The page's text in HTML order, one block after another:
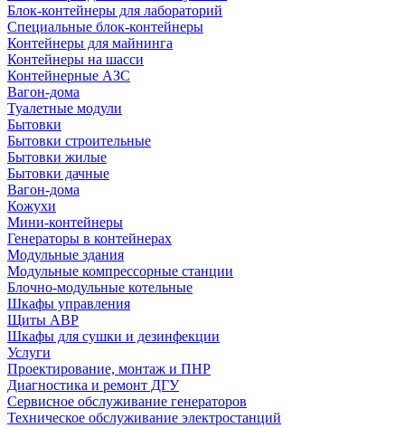
Блок-контейнеры для лабораторий
Специальные блок-контейнеры
Контейнеры для майнинга
Контейнеры на шасси
Контейнерные АЗС
Вагон-дома
Туалетные модули
Бытовки
Бытовки строительные
Бытовки жилые
Бытовки дачные
Вагон-дома
Кожухи
Мини-контейнеры
Генераторы в контейнерах
Модульные здания
Модульные компрессорные станции
Блочно-модульные котельные
Шкафы управления
Щиты АВР
Шкафы для сушки и дезинфекции
Услуги
Проектирование, монтаж и ПНР
Диагностика и ремонт ДГУ
Сервисное обслуживание генераторов
Техническое обслуживание электростанций